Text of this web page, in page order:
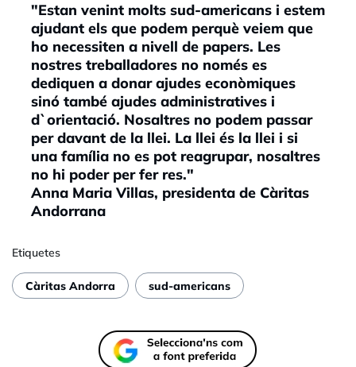
"Estan venint molts sud-americans i estem
ajudant els que podem perquè veiem que
ho necessiten a nivell de papers. Les
nostres treballadores no només es
dediquen a donar ajudes econòmiques
sinó també ajudes administratives i
d`orientació. Nosaltres no podem passar
per davant de la llei. La llei és la llei i si
una família no es pot reagrupar, nosaltres
no hi poder per fer res."
Anna Maria Villas, presidenta de Càritas
Andorrana
Etiquetes
Càritas Andorra sud-americans